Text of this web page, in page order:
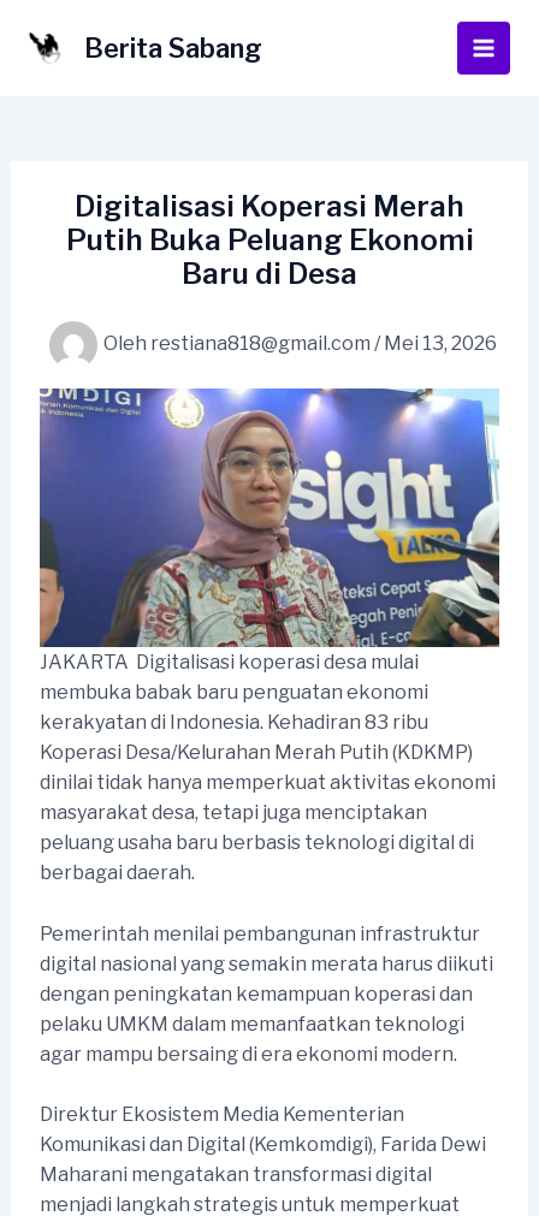
Berita Sabang
Main
Digitalisasi Koperasi Merah
Putih Buka Peluang Ekonomi
Baru di Desa
Oleh restiana818@gmail.com / Mei 13, 2026
JAKARTA  Digitalisasi koperasi desa mulai
membuka babak baru penguatan ekonomi
kerakyatan di Indonesia. Kehadiran 83 ribu
Koperasi Desa/Kelurahan Merah Putih (KDKMP)
dinilai tidak hanya memperkuat aktivitas ekonomi
masyarakat desa, tetapi juga menciptakan
peluang usaha baru berbasis teknologi digital di
berbagai daerah.
Pemerintah menilai pembangunan infrastruktur
digital nasional yang semakin merata harus diikuti
dengan peningkatan kemampuan koperasi dan
pelaku UMKM dalam memanfaatkan teknologi
agar mampu bersaing di era ekonomi modern.
Direktur Ekosistem Media Kementerian
Komunikasi dan Digital (Kemkomdigi), Farida Dewi
Maharani mengatakan transformasi digital
menjadi langkah strategis untuk memperkuat